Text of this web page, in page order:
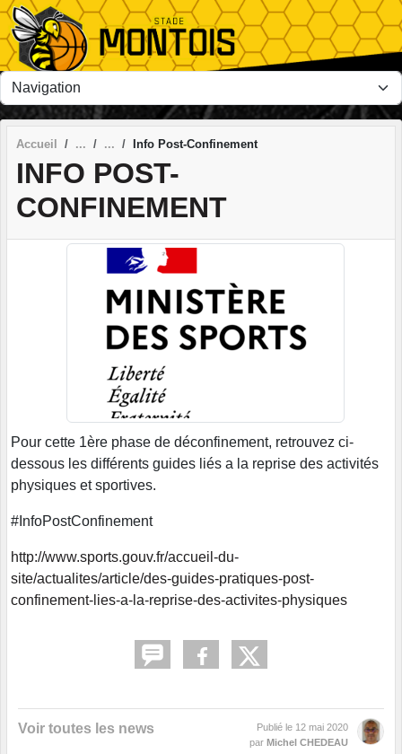
Accueil Info Post-Confinement
INFO POST-
CONFINEMENT
Pour cette 1ère phase de déconfinement, retrouvez ci-
dessous les différents guides liés a la reprise des activités
physiques et sportives.
#InfoPostConfinement
http://www.sports.gouv.fr/accueil-du-
site/actualites/article/des-guides-pratiques-post-
confinement-lies-a-la-reprise-des-activites-physiques
Voir toutes les news Publié le 12 mai 2020
par Michel CHEDEAU
Panneau de gestion des cookies